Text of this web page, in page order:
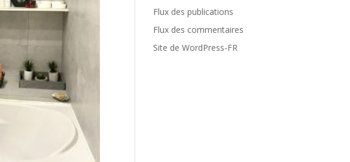
Flux des publications
Flux des commentaires
Site de WordPress-FR